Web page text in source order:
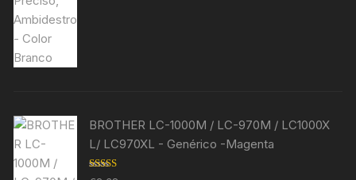
BROTHER LC-1000M / LC-970M / LC1000X
L/ LC970XL - Genérico -Magenta